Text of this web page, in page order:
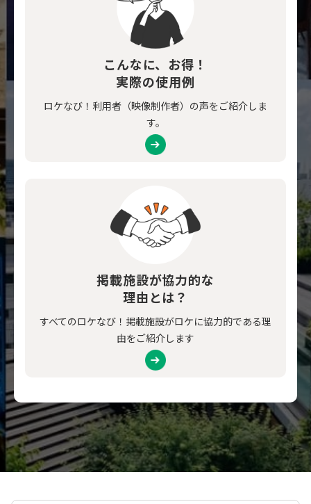
こんなに、お得！
実際の使用例
ロケなび！利用者（映像制作者）の声をご紹介しま
す。
掲載施設が協力的な
理由とは？
すべてのロケなび！掲載施設がロケに協力的である理
由をご紹介します